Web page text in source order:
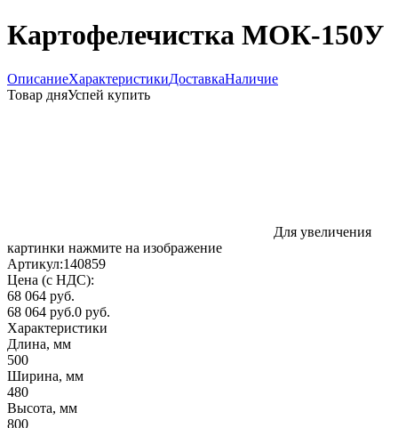
Картофелечистка МОК-150У
ОписаниеХарактеристикиДоставкаНаличие
Товар дняУспей купить
Для увеличения
картинки нажмите на изображение
Артикул:140859
Цена (с НДС):
68 064 руб.
68 064 руб.0 руб.
Характеристики
Длина, мм
500
Ширина, мм
480
Высота, мм
800